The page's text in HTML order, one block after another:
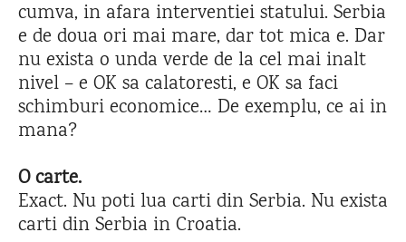
cumva, in afara interventiei statului. Serbia
e de doua ori mai mare, dar tot mica e. Dar
nu exista o unda verde de la cel mai inalt
nivel – e OK sa calatoresti, e OK sa faci
schimburi economice… De exemplu, ce ai in
mana?
O carte.
Exact. Nu poti lua carti din Serbia. Nu exista
carti din Serbia in Croatia.